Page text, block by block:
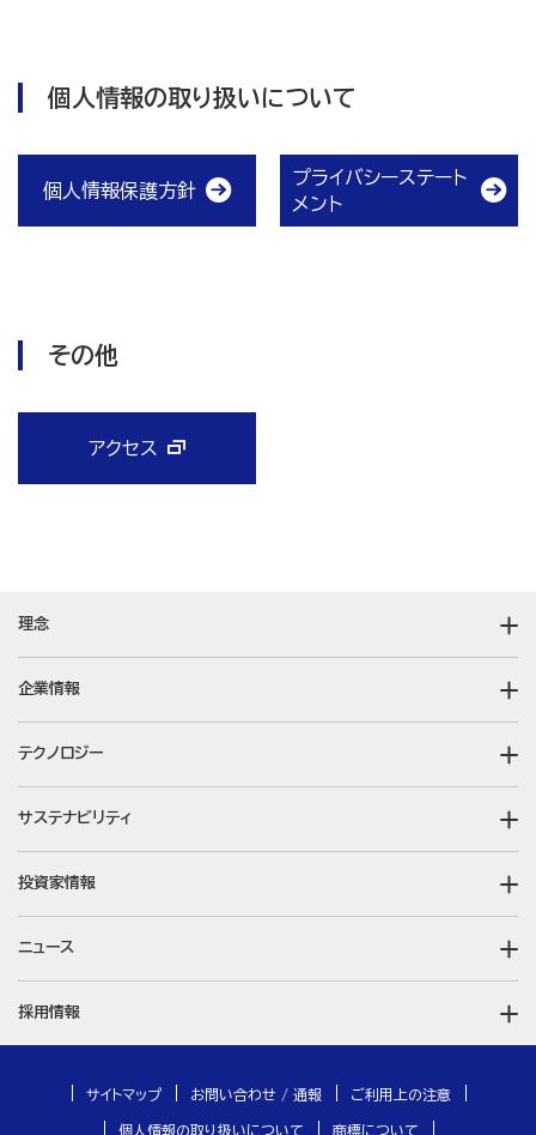
個人情報の取り扱いについて
個人情報保護方針
プライバシーステート
メント
その他
アクセス
理念
企業情報
テクノロジー
サステナビリティ
投資家情報
ニュース
採用情報
サイトマップ お問い合わせ / 通報 ご利用上の注意
個人情報の取り扱いについて 商標について